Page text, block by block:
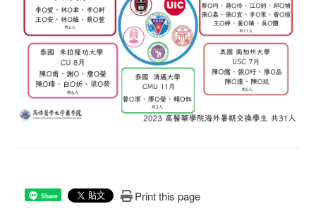
Share Print this page